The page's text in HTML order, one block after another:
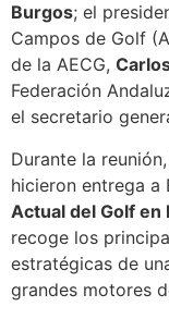
Burgos; el
Campos de Golf
de la AECG,
Federación
el secretario
Durante la
hicieron entrega a
Actual del Golf en
recoge los
estratégicas de
grandes motores